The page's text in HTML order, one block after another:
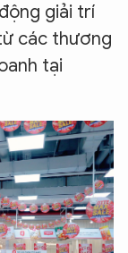
giải trí
các thương
tại